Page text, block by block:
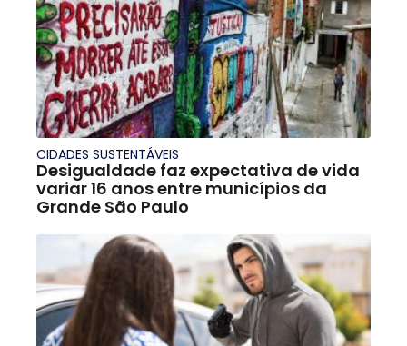
CIDADES SUSTENTÁVEIS
Desigualdade faz expectativa de vida
variar 16 anos entre municípios da
Grande São Paulo